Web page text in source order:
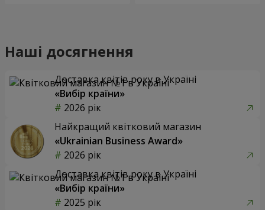
Наші досягнення
Доставка квітів року в Україні
«Вибір країни»
2026 рік
Найкращий квітковий магазин
«Ukrainian Business Award»
2026 рік
Доставка квітів року в Україні
«Вибір країни»
2025 рік